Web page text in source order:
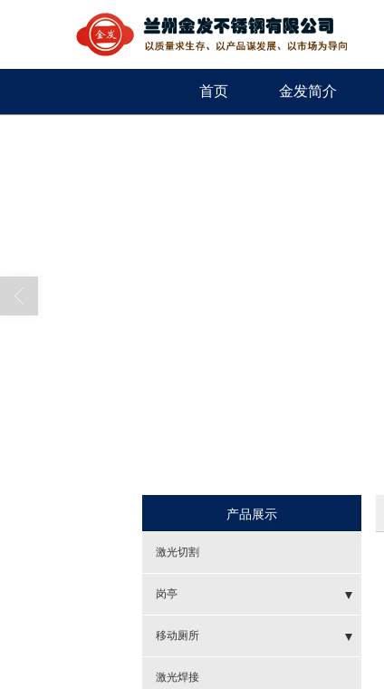
首页 金发简介
产品展示
激光切割
岗亭
- 警务岗亭
- 收费亭
移动厕所
- 仿古环保厕所
激光焊接